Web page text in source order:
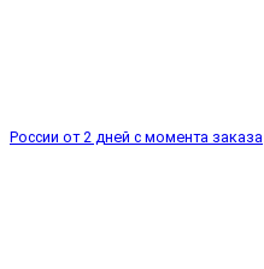
России от 2 дней с момента заказа